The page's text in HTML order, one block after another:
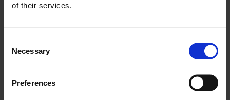
of their services.
Selection
Necessary
Preferences
πόρων, βελτιώνοντας παράλληλα την ασφάλεια στο χώρο
επάγγελμα, ακόμη και με τη βοήθεια βαρέων
μηχανημάτων, η συντήρηση του εξοπλισμού εξόρυξης